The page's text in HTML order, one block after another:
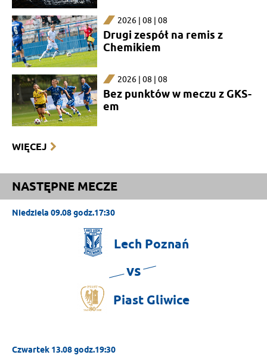
2026 | 08 | 08
Drugi zespół na remis z
Chemikiem
2026 | 08 | 08
Bez punktów w meczu z GKS-
em
WIĘCEJ
NASTĘPNE MECZE
Niedziela 09.08 godz.17:30
Lech Poznań
vs
Piast Gliwice
Czwartek 13.08 godz.19:30